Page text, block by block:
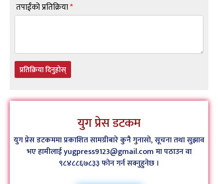
तपाईंको प्रतिक्रिया*
प्रतिक्रिया दिनुहोस्
युग प्रेस डटकम
युग प्रेस डटकममा प्रकाशित सामग्रीबारे कुनै गुनासो, सूचना तथा सुझाव
भए हामीलाई yugpress9123@gmail.com मा पठाउन वा
९८४८८६७८३३ फोन गर्न सक्नुहुनेछ ।